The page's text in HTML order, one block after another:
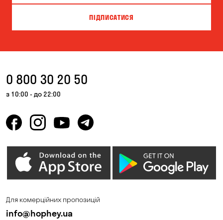
ПІДПИСАТИСЯ
0 800 30 20 50
з 10:00 - до 22:00
Для комерційних пропозицій
info@hophey.ua